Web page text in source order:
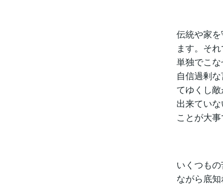
伝統や家
ます。そ
単独でこ
自信過剰
てゆくし
出来てい
ことが大事
いくつも
ながら底